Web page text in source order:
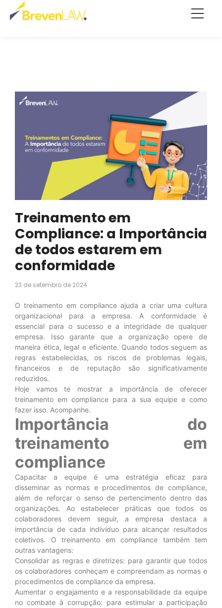
Treinamento em
Compliance: a Importância
de todos estarem em
conformidade
23 de setembro de 2024
O treinamento em compliance ajuda a criar uma cultura
organizacional para a empresa. A conformidade é
essencial para o sucesso e a integridade de qualquer
empresa. Isso garante que a organização opere de
maneira ética, legal e eficiente. Quando todos seguem as
regras estabelecidas, os riscos de problemas legais,
financeiros e de reputação são significativamente
reduzidos.
Hoje vamos te mostrar a importância de oferecer
treinamento em compliance para a sua equipe e como
fazer isso. Acompanhe.
Importância do
treinamento em
compliance
Capacitar a equipe é uma estratégia eficaz para
disseminar as normas e procedimentos de compliance,
além de reforçar o senso de pertencimento dentro das
organizações. Ao estabelecer práticas que todos os
colaboradores devem seguir, a empresa destaca a
importância de cada indivíduo para alcançar resultados
coletivos. O treinamento em compliance também tem
outras vantagens:
Consolidar as regras e diretrizes: para garantir que todos
os colaboradores conheçam e compreendam as normas e
procedimentos de compliance da empresa.
Aumentar o engajamento e a responsabilidade da equipe
no combate à corrupção: para estimular a participação